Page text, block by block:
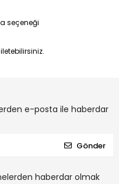
seçeneği
e-posta ile haberdar
Gönder
haberdar olmak